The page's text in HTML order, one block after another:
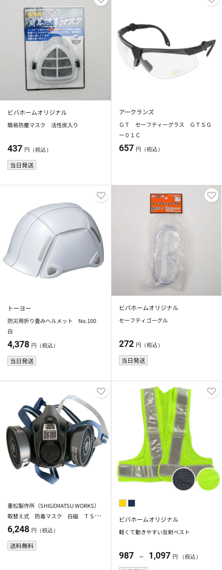
ビバホームオリジナル
簡易防塵マスク 活性炭入り
437 円（税込）
当日発送
アークランズ
ＧＴ セーフティーグラス ＧＴＳＧ
ー０１Ｃ
657 円（税込）
トーヨー
防災用折り畳みヘルメット No.100
白
4,378 円（税込）
当日発送
ビバホームオリジナル
セーフティゴーグル
272 円（税込）
当日発送
重松製作所（SHIGEMATSU WORKS）
取替え式 防毒マスク 白磁 ＴＳ／
ＯＶ防じん機能付有機ガス用吸収缶付
6,248 円（税込）
送料無料
ビバホームオリジナル
軽くて動きやすい反射ベスト
987 ～ 1,097 円 （税込）